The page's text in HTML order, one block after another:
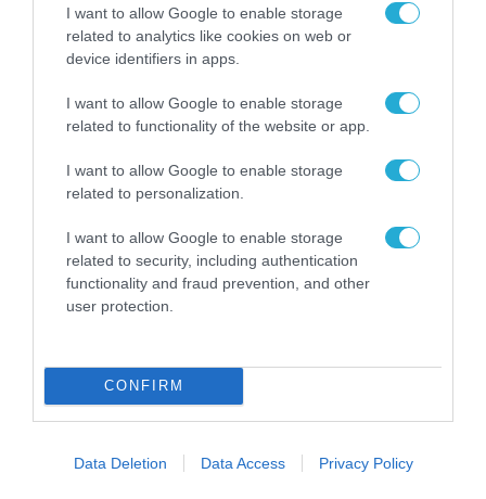
I want to allow Google to enable storage
related to analytics like cookies on web or
device identifiers in apps.
I want to allow Google to enable storage
related to functionality of the website or app.
I want to allow Google to enable storage
related to personalization.
I want to allow Google to enable storage
related to security, including authentication
functionality and fraud prevention, and other
user protection.
CONFIRM
Data Deletion Data Access Privacy Policy
ΡΟΗ ΕΙΔΗΣΕΩΝ